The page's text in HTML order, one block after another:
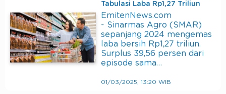
Tabulasi Laba Rp1,27 Triliun
EmitenNews.com
- Sinarmas Agro (SMAR)
sepanjang 2024 mengemas
laba bersih Rp1,27 triliun.
Surplus 39,56 persen dari
episode sama…
01/03/2025, 13:20 WIB